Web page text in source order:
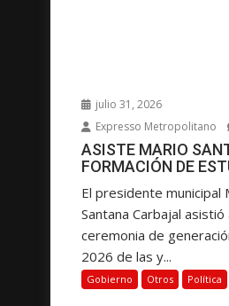
n
t
r
a
d
a
s
julio 31, 2026
Expresso Metropolitano
ASISTE MARIO
FORMACIÓN DE
El presidente municipal
Santana Carbajal asistió
ceremonia de
2026 de las y...
Gobierno Otros Política